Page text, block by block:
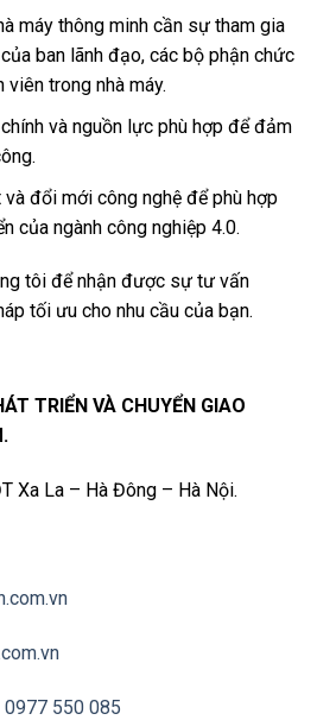
máy thông minh cần sự tham gia
ban lãnh đạo, các bộ phận chức
viên trong nhà máy.
và nguồn lực phù hợp để đảm
đổi mới công nghệ để phù hợp
của ngành công nghiệp 4.0.
tôi để nhận được sự tư vấn
tối ưu cho nhu cầu của bạn.
TRIỂN VÀ CHUYỂN GIAO
Xa La – Hà Đông – Hà Nội.
550 085